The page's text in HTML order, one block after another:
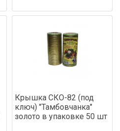
Крышка СКО-82 (под
ключ) "Тамбовчанка"
золото в упаковке 50 шт